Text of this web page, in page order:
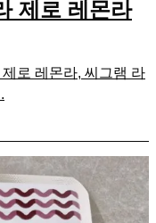
제로 레몬라
로 레몬라, 씨그램 라